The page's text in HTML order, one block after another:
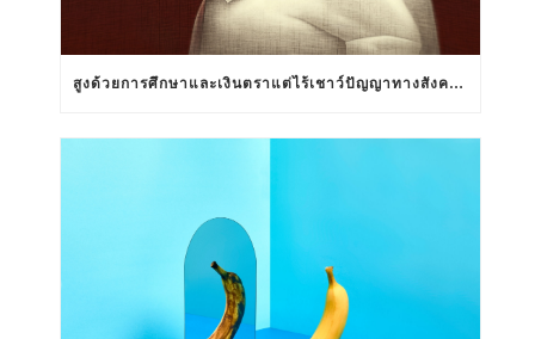
สูงด้วยการศึกษาและเงินตราแต่ไร้เชาว์ปัญญาทางสังคมสัมพันธ์